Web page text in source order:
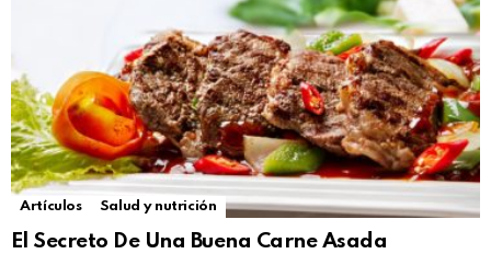
Artículos Salud y nutrición
El Secreto De Una Buena Carne Asada